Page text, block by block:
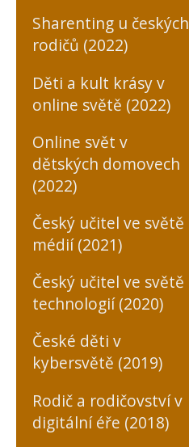
Sharenting u českých
rodičů (2022)
Děti a kult krásy v
online světě (2022)
Online svět v
dětských domovech
(2022)
Český učitel ve světě
médií (2021)
Český učitel ve světě
technologií (2020)
České děti v
kybersvětě (2019)
Rodič a rodičovství v
digitální éře (2018)